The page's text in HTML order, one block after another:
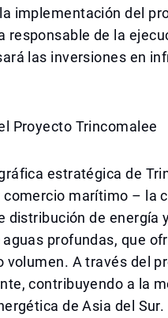
implementación del
responsable de la
las inversiones en
Proyecto Trincomalee
estratégica de
marítimo – la
distribución de energía
profundas, que
volumen. A través del
contribuyendo a la
de Asia del Sur.